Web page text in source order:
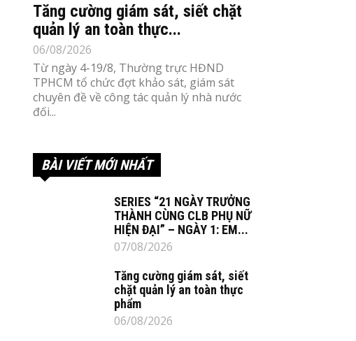
Tăng cường giám sát, siết chặt
quản lý an toàn thực...
06/08/2026
Từ ngày 4-19/8, Thường trực HĐND
TPHCM tổ chức đợt khảo sát, giám sát
chuyên đề về công tác quản lý nhà nước
đối...
BÀI VIẾT MỚI NHẤT
SERIES “21 NGÀY TRƯỞNG
THÀNH CÙNG CLB PHỤ NỮ
HIỆN ĐẠI” – NGÀY 1: EM...
07/08/2026
Tăng cường giám sát, siết
chặt quản lý an toàn thực
phẩm
06/08/2026